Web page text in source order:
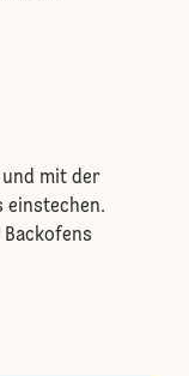
und mit der
einstechen.